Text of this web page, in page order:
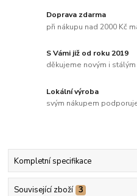
Doprava zdarma
při nákupu nad 2000 Kč
S Vámi již od roku 2019
děkujeme novým i
Lokální výroba
svým nákupem
Kompletní specifikace
Související zboží 3